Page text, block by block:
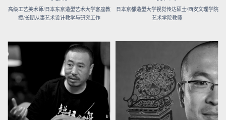
高级工艺美术师/日本东京造型艺术大学客座教
授/长期从事艺术设计教学与研究工作
日本京都造型大学视觉传达硕士/西安文理学院
艺术学院教师